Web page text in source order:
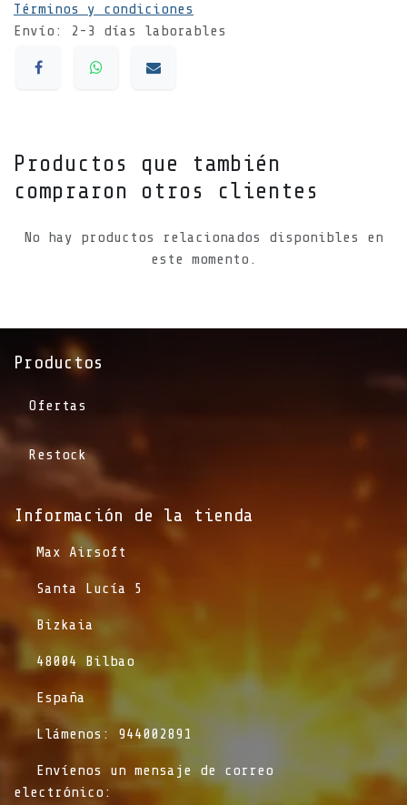
Términos y condiciones
Envío: 2-3 días laborables
Productos que también
compraron otros clientes
No hay productos relacionados disponibles en
este momento.
Productos
Ofertas
Restock
Información de la tienda​
​Max Airsoft
​Santa Lucía 5
​Bizkaia
​48004 Bilbao
​España
​Llámenos: 944002891
​Envíenos un mensaje de correo
electrónico: